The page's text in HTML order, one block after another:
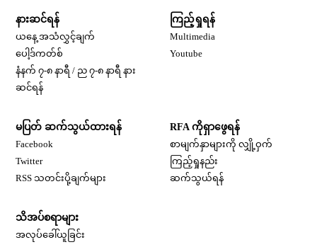
နားဆင်ရန်
ယနေ့ အသံလွှင့်ချက်
ပေါ့ဒ်ကတ်စ်
နံနက် ၇-၈ နာရီ / ည ၇-၈ နာရီ နား
ဆင်ရန်
ကြည့်ရှုရန်
Multimedia
Youtube
မပြတ် ဆက်သွယ်ထားရန်
Facebook
Twitter
RSS သတင်းပို့ချက်များ
RFA ကိုရှာဖွေရန်
စာမျက်နှာများကို လျှို့ဝှက်
ကြည့်ရှုနည်း
ဆက်သွယ်ရန်
သိအပ်စရာများ
အလုပ်ခေါ်ယူခြင်း